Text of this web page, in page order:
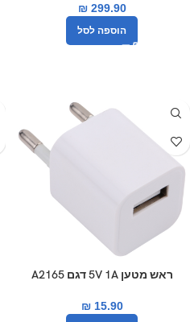
₪299.90
הוספה לסל
ראש מטען 5V 1A דגם A2165
₪15.90